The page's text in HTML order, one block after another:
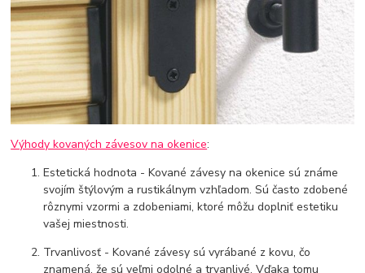
Výhody kovaných závesov na okenice:
Estetická hodnota - Kované závesy na okenice sú známe
svojím štýlovým a rustikálnym vzhľadom. Sú často zdobené
rôznymi vzormi a zdobeniami, ktoré môžu doplniť estetiku
vašej miestnosti.
Trvanlivosť - Kované závesy sú vyrábané z kovu, čo
znamená, že sú veľmi odolné a trvanlivé. Vďaka tomu